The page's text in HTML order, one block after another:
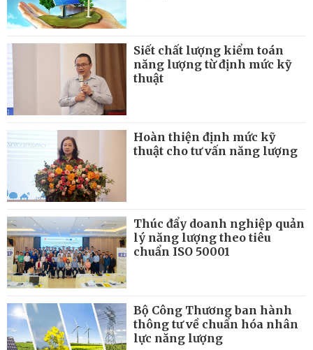
Siết chất lượng kiểm toán
năng lượng từ định mức kỹ
thuật
Hoàn thiện định mức kỹ
thuật cho tư vấn năng lượng
Thúc đẩy doanh nghiệp quản
lý năng lượng theo tiêu
chuẩn ISO 50001
Bộ Công Thương ban hành
thông tư về chuẩn hóa nhân
lực năng lượng